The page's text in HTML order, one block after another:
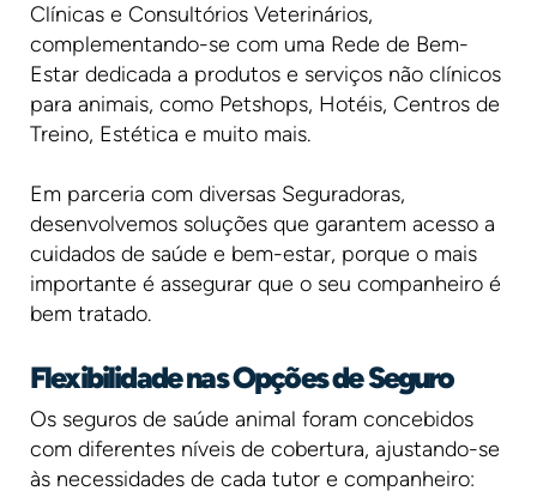
Clínicas e Consultórios Veterinários,
complementando-se com uma Rede de Bem-
Estar dedicada a produtos e serviços não clínicos
para animais, como Petshops, Hotéis, Centros de
Treino, Estética e muito mais.
Em parceria com diversas Seguradoras,
desenvolvemos soluções que garantem acesso a
cuidados de saúde e bem-estar, porque o mais
importante é assegurar que o seu companheiro é
bem tratado.
Flexibilidade nas Opções de Seguro
Os seguros de saúde animal foram concebidos
com diferentes níveis de cobertura, ajustando-se
às necessidades de cada tutor e companheiro: